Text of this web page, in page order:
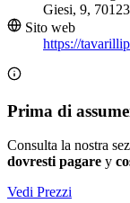
Giesi, 9,
Sito web
https://
Prima di
Consulta la nostra
dovresti pagare y
Vedi Prezzi